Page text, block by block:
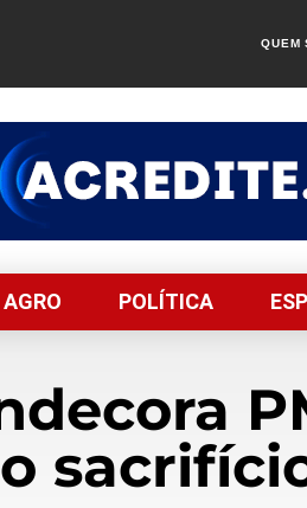
QUEM
AGRO POLÍTICA